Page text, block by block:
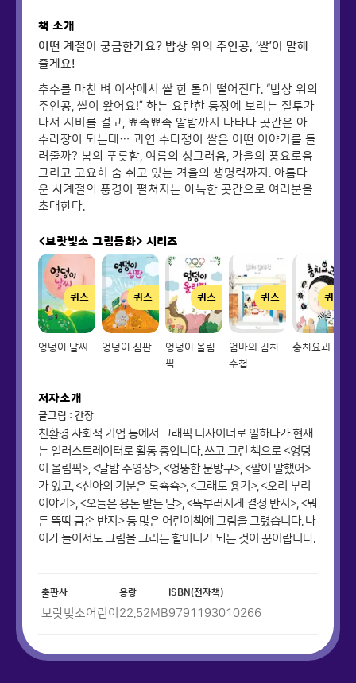
책 소개
어떤 계절이 궁금한가요? 밥상 위의 주인공, ‘쌀’이 말해
줄게요!
추수를 마친 벼 이삭에서 쌀 한 톨이 떨어진다. “밥상 위의
주인공, 쌀이 왔어요!” 하는 요란한 등장에 보리는 질투가
나서 시비를 걸고, 뾰족뾰족 알밤까지 나타나 곳간은 아
수라장이 되는데… 과연 수다쟁이 쌀은 어떤 이야기를 들
려줄까? 봄의 푸릇함, 여름의 싱그러움, 가을의 풍요로움
그리고 고요히 숨 쉬고 있는 겨울의 생명력까지. 아름다
운 사계절의 풍경이 펼쳐지는 아늑한 곳간으로 여러분을
초대한다.
<보랏빛소 그림동화> 시리즈
퀴즈
엉덩이 날씨
퀴즈
엉덩이 심판
퀴즈
엉덩이 올림
픽
퀴즈
엄마의 김치
수첩
퀴즈
충치요괴
저자소개
글그림 : 간장
친환경 사회적 기업 등에서 그래픽 디자이너로 일하다가 현재
는 일러스트레이터로 활동 중입니다. 쓰고 그린 책으로 <엉덩
이 올림픽>, <달밤 수영장>, <엉뚱한 문방구>, <쌀이 말했어>
가 있고, <선아의 기분은 록쇽쇽>, <그래도 용기>, <오리 부리
이야기>, <오늘은 용돈 받는 날>, <똑부러지게 결정 반지>, <뭐
든 뚝딱 금손 반지> 등 많은 어린이책에 그림을 그렸습니다. 나
이가 들어서도 그림을 그리는 할머니가 되는 것이 꿈이랍니다.
출판사
보랏빛소어린이
용량
22.52MB
ISBN(전자책)
9791193010266